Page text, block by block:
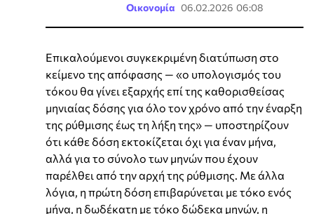
Οικονομία 06.02.2026 06:08
Επικαλούμενοι συγκεκριμένη διατύπωση στο
κείμενο της απόφασης — «ο υπολογισμός του
τόκου θα γίνει εξαρχής επί της καθορισθείσας
μηνιαίας δόσης για όλο τον χρόνο από την έναρξη
της ρύθμισης έως τη λήξη της» — υποστηρίζουν
ότι κάθε δόση εκτοκίζεται όχι για έναν μήνα,
αλλά για το σύνολο των μηνών που έχουν
παρέλθει από την αρχή της ρύθμισης. Με άλλα
λόγια, η πρώτη δόση επιβαρύνεται με τόκο ενός
μήνα, η δωδέκατη με τόκο δώδεκα μηνών, η